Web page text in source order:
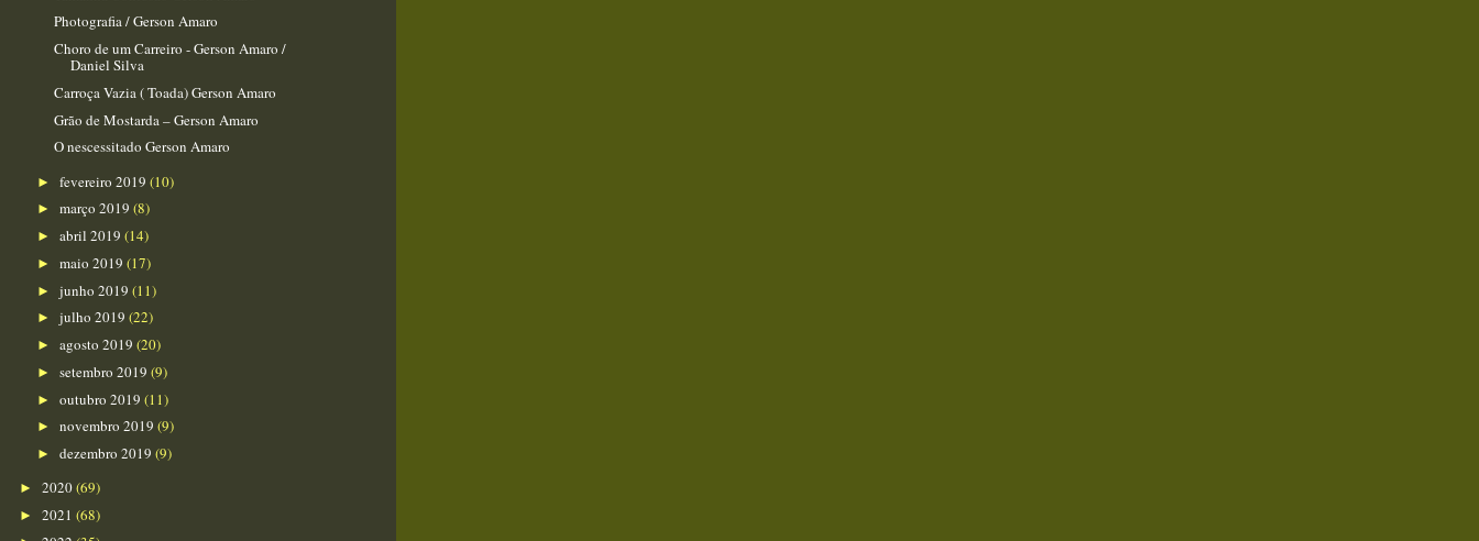
Photografia / Gerson Amaro
Choro de um Carreiro - Gerson Amaro /
Daniel Silva
Carroça Vazia ( Toada) Gerson Amaro
Grão de Mostarda – Gerson Amaro
O nescessitado Gerson Amaro
► fevereiro 2019 (10)
► março 2019 (8)
► abril 2019 (14)
► maio 2019 (17)
► junho 2019 (11)
► julho 2019 (22)
► agosto 2019 (20)
► setembro 2019 (9)
► outubro 2019 (11)
► novembro 2019 (9)
► dezembro 2019 (9)
► 2020(69)
► 2021 (68)